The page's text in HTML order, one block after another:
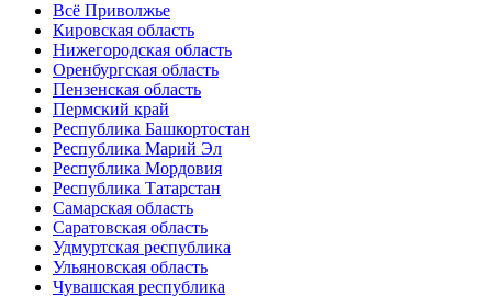
Всё Приволжье
Кировская область
Нижегородская область
Оренбургская область
Пензенская область
Пермский край
Республика Башкортостан
Республика Марий Эл
Республика Мордовия
Республика Татарстан
Самарская область
Саратовская область
Удмуртская республика
Ульяновская область
Чувашская республика